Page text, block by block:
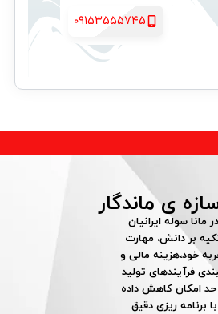
09153555745
ی ماندگار
مانا سوله ایرانیان
بر دانش، مهارت
خود،هزینه مالی و
فرآیندهای تولید
حد امکان کاهش داده
برنامه ریزی دقیق